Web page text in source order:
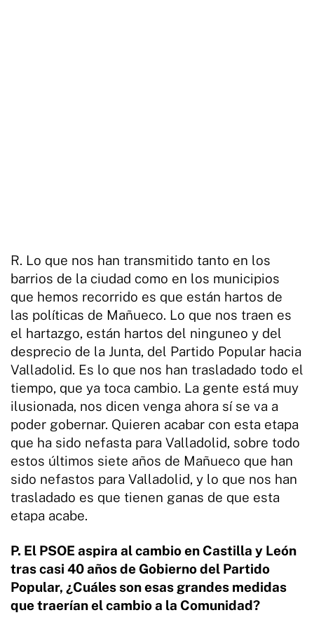
R. Lo que nos han transmitido tanto en los
barrios de la ciudad como en los municipios
que hemos recorrido es que están hartos de
las políticas de Mañueco. Lo que nos traen es
el hartazgo, están hartos del ninguneo y del
desprecio de la Junta, del Partido Popular hacia
Valladolid. Es lo que nos han trasladado todo el
tiempo, que ya toca cambio. La gente está muy
ilusionada, nos dicen venga ahora sí se va a
poder gobernar. Quieren acabar con esta etapa
que ha sido nefasta para Valladolid, sobre todo
estos últimos siete años de Mañueco que han
sido nefastos para Valladolid, y lo que nos han
trasladado es que tienen ganas de que esta
etapa acabe.
P. El PSOE aspira al cambio en Castilla y León
tras casi 40 años de Gobierno del Partido
Popular, ¿Cuáles son esas grandes medidas
que traerían el cambio a la Comunidad?